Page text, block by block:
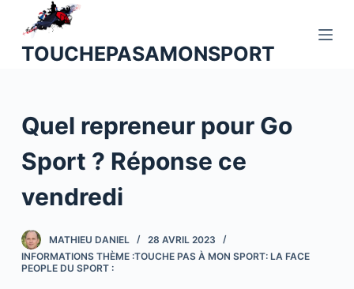
u
o
e
TOUCHEPASAMONSPORT
Quel repreneur pour Go
Sport ? Réponse ce
vendredi
MATHIEU DANIEL
28 AVRIL 2023
INFORMATIONS THÈME :TOUCHE PAS À MON SPORT: LA FACE
PEOPLE DU SPORT :